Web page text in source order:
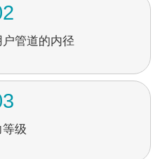
管道的内径
等级